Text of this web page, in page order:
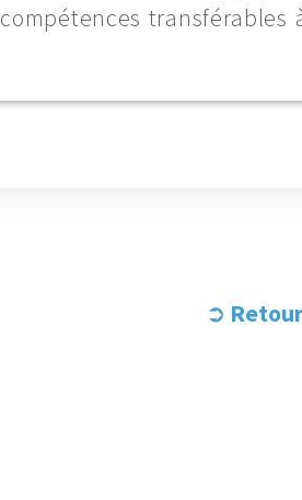
compétences transférables
➲ Retour